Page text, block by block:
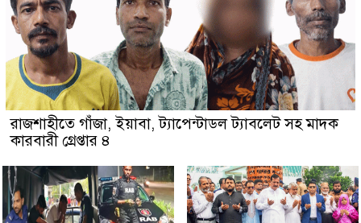
রাজশাহীতে গাঁজা, ইয়াবা, ট্যাপেন্টাডল ট্যাবলেট সহ মাদক
কারবারী গ্রেপ্তার ৪